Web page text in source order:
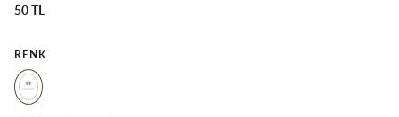
50 TL
RENK